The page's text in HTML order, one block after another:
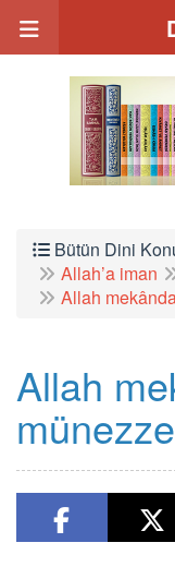
Bütün Dini
Allah’a iman
Allah
Allah